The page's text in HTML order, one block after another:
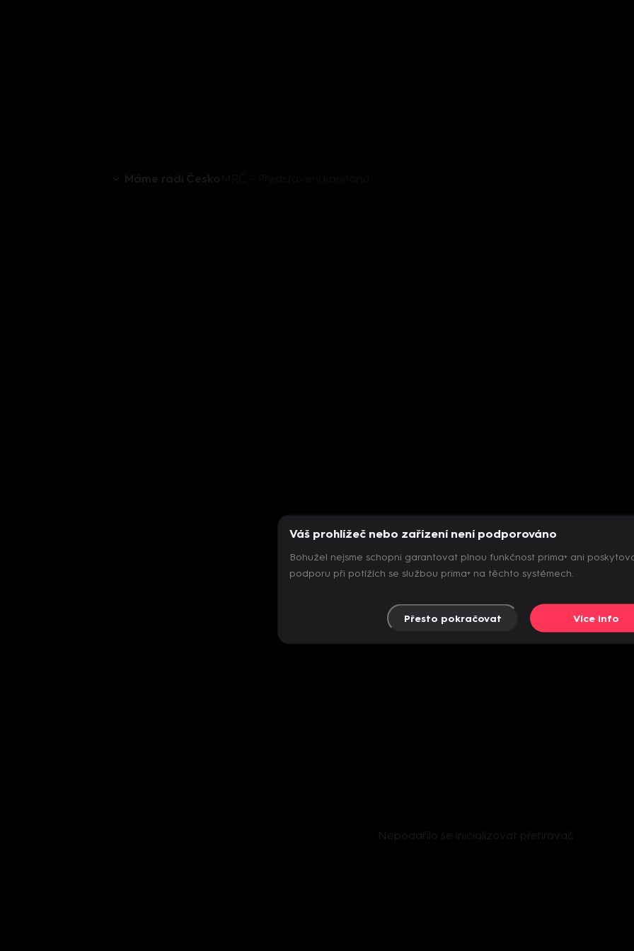
Nepodařilo se inicializovat přehrávač
Váš prohlížeč nebo zařízení není podporováno
Bohužel nejsme schopni garantovat plnou funkčnost prima+ ani
podporu při potížích se službou prima+ na těchto systémech.
Přesto pokračovat Více info